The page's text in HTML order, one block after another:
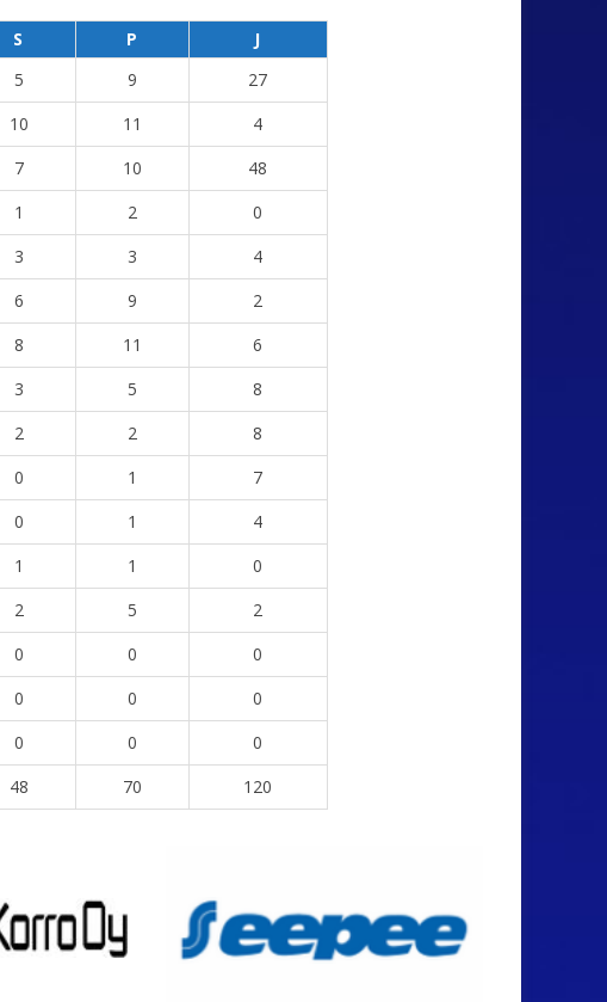
S P
J
5 9
27
10 11
4
7 10
48
1 2
0
3 3
4
6 9
2
8 11
6
3 5
8
2 2
8
0 1
7
0 1
4
1 1
0
2 5
2
0 0
0
0 0
0
0 0
0
48 70 120